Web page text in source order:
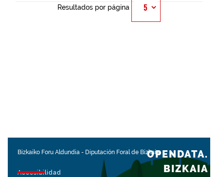
Resultados por página
Bizkaiko Foru Aldundia - Diputación Foral de Bizkaia
Accesibilidad
OPENDATA.
BIZKAIA